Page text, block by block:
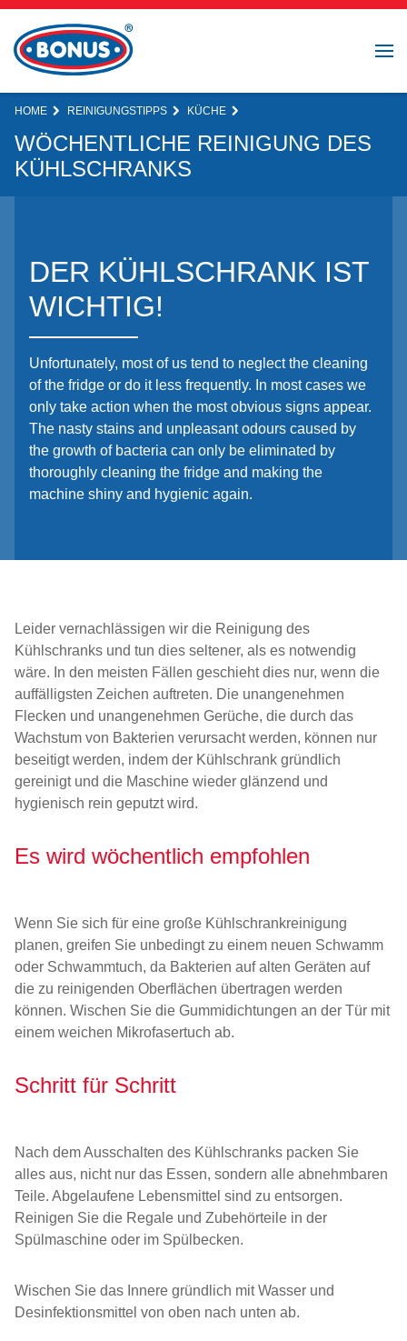
HOME REINIGUNGSTIPPS KÜCHE
WÖCHENTLICHE REINIGUNG DES
KÜHLSCHRANKS
DER KÜHLSCHRANK IST
WICHTIG!
Unfortunately, most of us tend to neglect the cleaning
of the fridge or do it less frequently. In most cases we
only take action when the most obvious signs appear.
The nasty stains and unpleasant odours caused by
the growth of bacteria can only be eliminated by
thoroughly cleaning the fridge and making the
machine shiny and hygienic again.
Leider vernachlässigen wir die Reinigung des
Kühlschranks und tun dies seltener, als es notwendig
wäre. In den meisten Fällen geschieht dies nur, wenn die
auffälligsten Zeichen auftreten. Die unangenehmen
Flecken und unangenehmen Gerüche, die durch das
Wachstum von Bakterien verursacht werden, können nur
beseitigt werden, indem der Kühlschrank gründlich
gereinigt und die Maschine wieder glänzend und
hygienisch rein geputzt wird.
Es wird wöchentlich empfohlen
Wenn Sie sich für eine große Kühlschrankreinigung
planen, greifen Sie unbedingt zu einem neuen Schwamm
oder Schwammtuch, da Bakterien auf alten Geräten auf
die zu reinigenden Oberflächen übertragen werden
können. Wischen Sie die Gummidichtungen an der Tür mit
einem weichen Mikrofasertuch ab.
Schritt für Schritt
Nach dem Ausschalten des Kühlschranks packen Sie
alles aus, nicht nur das Essen, sondern alle abnehmbaren
Teile. Abgelaufene Lebensmittel sind zu entsorgen.
Reinigen Sie die Regale und Zubehörteile in der
Spülmaschine oder im Spülbecken.
Wischen Sie das Innere gründlich mit Wasser und
Desinfektionsmittel von oben nach unten ab.